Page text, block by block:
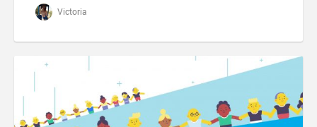
Victoria